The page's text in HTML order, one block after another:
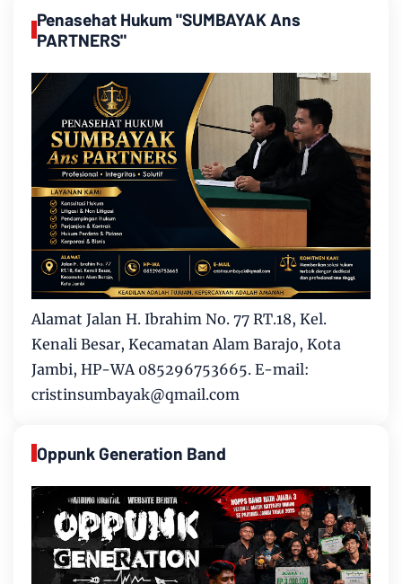
Penasehat Hukum "SUMBAYAK Ans
PARTNERS"
Alamat Jalan H. Ibrahim No. 77 RT.18, Kel.
Kenali Besar, Kecamatan Alam Barajo, Kota
Jambi, HP-WA 085296753665. E-mail:
cristinsumbayak@qmail.com
Oppunk Generation Band